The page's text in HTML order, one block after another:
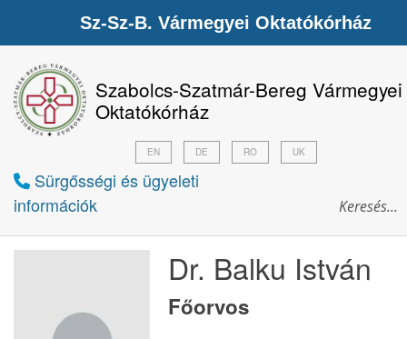
Szabolcs-Szatmár-Bereg Vármegyei
Oktatókórház
Sürgősségi és ügyeleti
információk
EN DE RO UK
Dr. Balku István
Főorvos
Sz-Sz-B. Vármegyei Oktatókórház